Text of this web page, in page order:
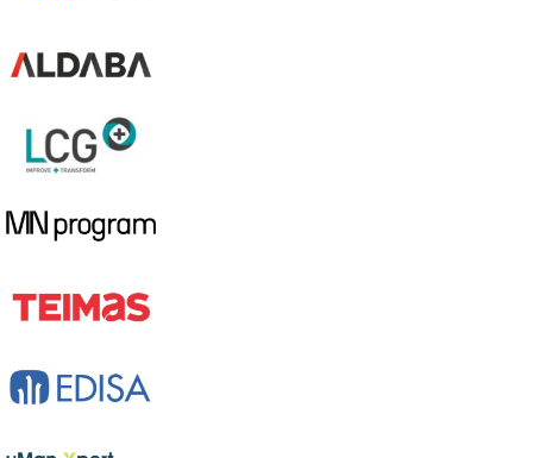
servicios con cualquier software empresarial: ERP, CRM, BPM,
Intranets o desarrollos propios.
proceso de integración, resolviendo dudas y facilitando la
puesta en marcha.